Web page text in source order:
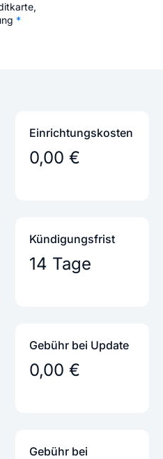
*
Einrichtungs­kosten
0,00 €
Kündigungs­frist
14 Tage
Gebühr bei Update
0,00 €
Gebühr bei